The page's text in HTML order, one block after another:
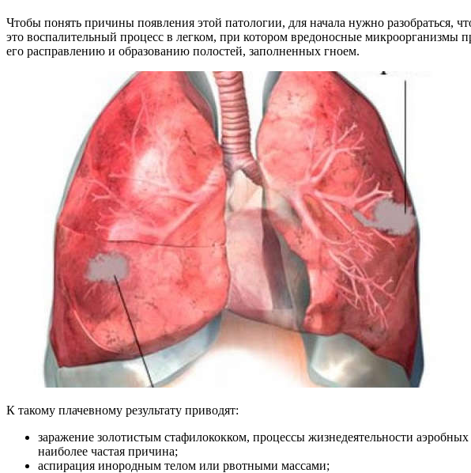
Чтобы понять причины появления этой патологии, для начала нужно разобраться,
это воспалительный процесс в легком, при котором вредоносные микроорганизмы
его расправлению и образованию полостей, заполненных гноем.
К такому плачевному результату приводят:
заражение золотистым стафилококком, процессы жизнедеятельности
наиболее частая причина;
аспирация инородным телом или рвотными массами;